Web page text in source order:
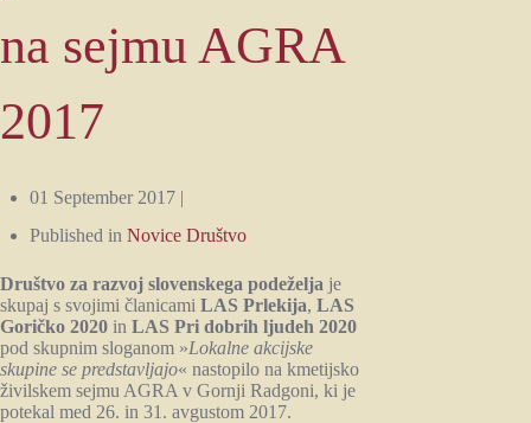
na sejmu AGRA
2017
01 September 2017 |
Published in Novice Društvo
Društvo za razvoj slovenskega podeželja je
skupaj s svojimi članicami LAS Prlekija, LAS
Goričko 2020 in LAS Pri dobrih ljudeh 2020
pod skupnim sloganom »Lokalne akcijske
skupine se predstavljajo« nastopilo na kmetijsko
živilskem sejmu AGRA v Gornji Radgoni, ki je
potekal med 26. in 31. avgustom 2017.